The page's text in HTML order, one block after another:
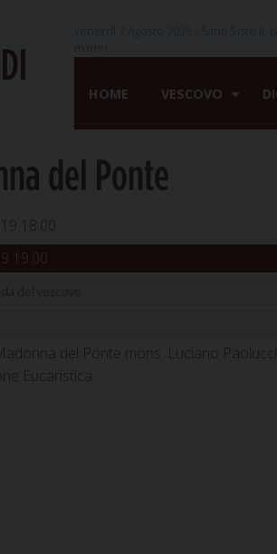
HOME VESCOVO
del Ponte
18:00
19:00
del Ponte mons. Luciano Paolucci
Eucaristica